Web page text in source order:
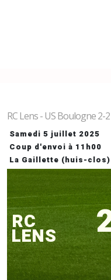
RC Lens - US Boulogne 2-
Samedi 5 juillet 2025
Coup d'envoi à 11h00
La Gaillette (huis-clos)
RC
LENS